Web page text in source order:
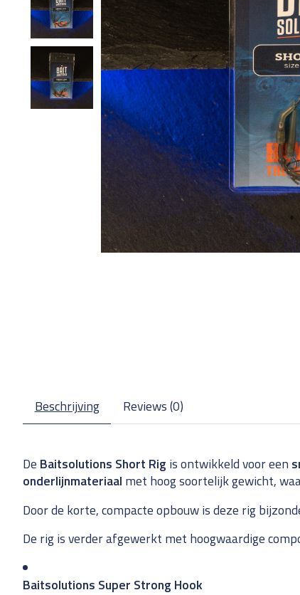
Beschrijving Reviews (0)
De Baitsolutions Short Rig is ontwikkeld voor een
onderlijnmateriaal met hoog soortelijk gewicht,
Door de korte, compacte opbouw is deze rig
De rig is verder afgewerkt met hoogwaardige
Baitsolutions Super Strong Hook